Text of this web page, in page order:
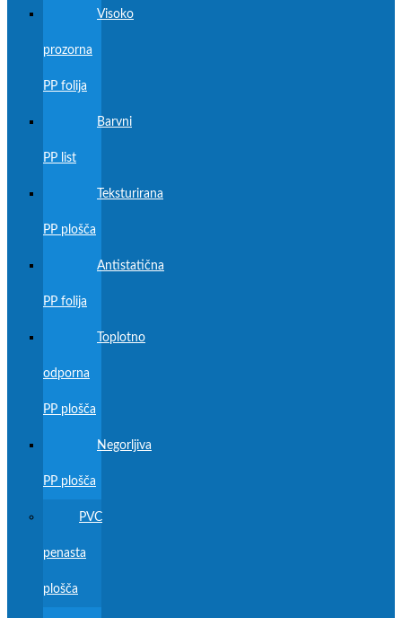
Visoko
prozorna
PP folija
Barvni
PP list
Teksturirana
PP plošča
Antistatična
PP folija
Toplotno
odporna
PP plošča
Negorljiva
PP plošča
PVC
penasta
plošča